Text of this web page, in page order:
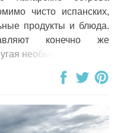
чисто испанских,
продукты и блюда.
конечно же
необычная еда.